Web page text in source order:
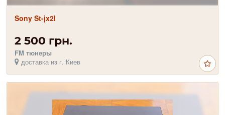
Sony St-jx2l
2 500 грн.
FM тюнеры
доставка из г. Киев